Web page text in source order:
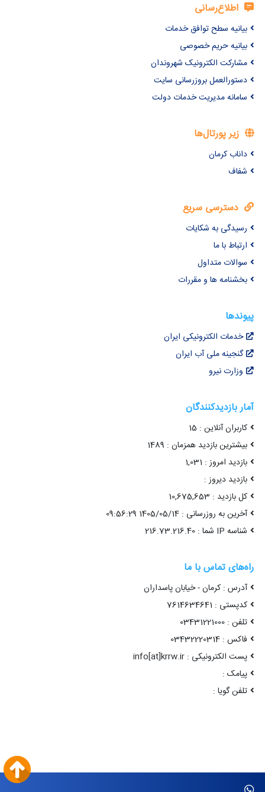
اطلاع‌رسانی
بیانیه سطح توافق خدمات
بیانیه حریم خصوصی
مشارکت الکترونیک شهروندان
دستورالعمل بروزرسانی سایت
سامانه مدیریت خدمات دولت
زیر پورتال‌ها
داناب کرمان
شفاف
دسترسی سریع
رسیدگی به شکایات
ارتباط با ما
سوالات متداول
بخشنامه ها و مقررات
پیوندها
خدمات الکترونیکی ایران
گنجینه ملی آب ایران
وزارت نیرو
آمار بازدیدکنندگان
کاربران آنلاین : 15
بیشترین بازدید همزمان : 1489
بازدید امروز : 1,031
بازدید دیروز :
کل بازدید : 10,675,653
آخرین به روزرسانی : 1405/05/14 09:56:29
شناسه IP شما : 216.73.216.40
راه‌های تماس با ما
آدرس : کرمان - خیابان پاسداران
کدپستی : 7614634641
تلفن : 03431221000
فاکس : 03432220314
پست الکترونیکی : info[at]krrw.ir
پیامک :
تلفن گویا :